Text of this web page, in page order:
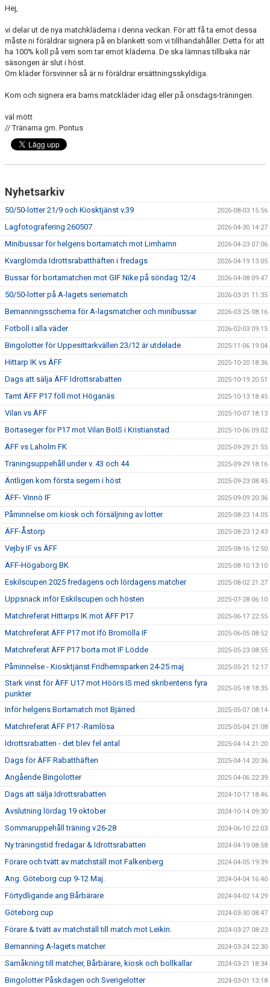
Hej,
vi delar ut de nya matchkläderna i denna veckan. För att få ta emot dessa
måste ni föräldrar signera på en blankett som vi tillhandahåller. Detta för att
ha 100% koll på vem som tar emot kläderna. De ska lämnas tillbaka när
säsongen är slut i höst.
Om kläder försvinner så är ni föräldrar ersättningsskyldiga.
Kom och signera era barns matckläder idag eller på onsdags-träningen.
väl mött
// Tränarna gm. Pontus
Nyhetsarkiv
50/50-lotter 21/9 och Kiosktjänst v.39 2026-08-03 15:56
Lagfotografering 260507 2026-04-30 14:27
Minibussar för helgens bortamatch mot Limhamn 2026-04-23 07:06
Kvarglömda Idrottsrabatthäften i fredags 2026-04-19 13:05
Bussar för bortamatchen mot GIF Nike på söndag 12/4 2026-04-08 09:47
50/50-lotter på A-lagets seriematch 2026-03-31 11:35
Bemanningsschema för A-lagsmatcher och minibussar 2026-03-25 08:16
Fotboll i alla väder 2026-02-03 09:15
Bingolotter för Uppesittarkvällen 23/12 är utdelade 2025-11-06 19:04
Hittarp IK vs ÄFF 2025-10-20 18:36
Dags att sälja ÄFF Idrottsrabatten 2025-10-19 20:51
Tamt ÄFF P17 föll mot Höganäs 2025-10-13 18:45
Vilan vs ÄFF 2025-10-07 18:13
Bortaseger för P17 mot Vilan BoIS i Kristianstad 2025-10-06 09:02
ÄFF vs Laholm FK 2025-09-29 21:55
Träningsuppehåll under v. 43 och 44 2025-09-29 18:16
Äntligen kom första segern i höst 2025-09-23 08:45
ÄFF- Vinnö IF 2025-09-09 20:36
Påminnelse om kiosk och försäljning av lotter 2025-08-23 14:05
ÄFF-Åstorp 2025-08-23 12:43
Vejby IF vs ÄFF 2025-08-16 12:50
ÄFF-Högaborg BK 2025-08-10 13:10
Eskilscupen 2025 fredagens och lördagens matcher 2025-08-02 21:27
Uppsnack inför Eskilscupen och hösten 2025-07-28 06:10
Matchreferat Hittarps IK mot ÄFF P17 2025-06-17 22:55
Matchreferat ÄFF P17 mot Ifö Bromölla IF 2025-06-05 08:52
Matchreferat ÄFF P17 borta mot IF Lödde 2025-05-23 08:55
Påminnelse - Kiosktjänst Fridhemsparken 24-25 maj 2025-05-21 12:17
Stark vinst för ÄFF U17 mot Höörs IS med skribentens fyra
punkter
2025-05-18 18:35
Inför helgens Bortamatch mot Bjärred. 2025-05-07 08:14
Matchreferat ÄFF P17 -Ramlösa 2025-05-04 21:08
Idrottsrabatten - det blev fel antal 2025-04-14 21:20
Dags för ÄFF Rabatthäften 2025-04-14 20:36
Angående Bingolotter 2025-04-06 22:39
Dags att sälja Idrottsrabatten 2024-10-17 18:46
Avslutning lördag 19 oktober 2024-10-14 09:30
Sommaruppehåll träning v.26-28 2024-06-10 22:03
Ny träningstid fredagar & Idrottsrabatten 2024-04-19 08:58
Förare och tvätt av matchställ mot Falkenberg 2024-04-05 19:39
Ang. Göteborg cup 9-12 Maj. 2024-04-04 16:40
Förtydligande ang Bårbärare 2024-04-02 14:29
Göteborg cup 2024-03-30 08:47
Förare & tvätt av matchställ till match mot Leikin. 2024-03-27 08:23
Bemanning A-lagets matcher 2024-03-24 22:30
Samåkning till matcher, Bårbärare, kiosk och bollkallar 2024-03-21 18:34
Bingolotter Påskdagen och Sverigelotter 2024-03-01 13:18